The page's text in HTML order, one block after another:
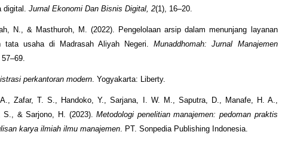
digital.Jurnal Ekonomi Dan Bisnis Digital, 2(1), 16–20.
N., & Masthuroh, M. (2022). Pengelolaan arsip dalam menunjang layanan
tata usaha di Madrasah Aliyah Negeri.Munaddhomah: Jurnal Manajemen
57–69.
perkantoran modern. Yogyakarta: Liberty.
Zafar, T. S., Handoko, Y., Sarjana, I. W. M., Saputra, D., Manafe, H. A.,
S., & Sarjono, H. (2023).Metodologi penelitian manajemen: pedoman praktis
karya ilmiah ilmu manajemen. PT. Sonpedia Publishing Indonesia.